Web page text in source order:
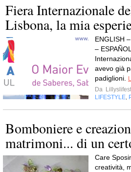
Fiera Internazionale
Lisbona, la mia
ENGLISH
–
avevo già
padiglioni.
Da
LIFESTYLE
Bomboniere e
matrimoni... di un
Care
creatività,